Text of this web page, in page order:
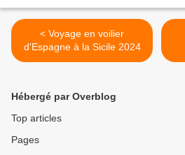
< Voyage en voilier
d'Espagne à la Sicile 2024
Hébergé par Overblog
Top articles
Pages